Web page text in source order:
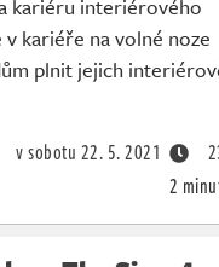
kariéru interiérového
kariéře na volné noze
plnit jejich
2
v sobotu 22. 5. 2021